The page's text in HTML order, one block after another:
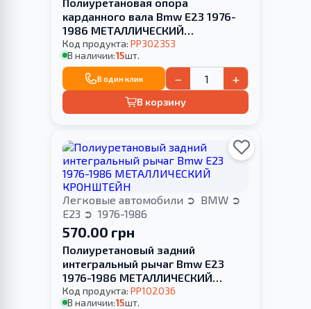
Полиуретановая опора
карданного вала Bmw E23 1976-
1986 МЕТАЛЛИЧЕСКИЙ
КРОНШТЕЙН
Код продукта: PP302353
В наличии:15шт.
В один клик − +
В корзину
Легковые автомобили
BMW
E23
1976-1986
570.00 грн
Полиуретановый задний
интегральный рычаг Bmw E23
1976-1986 МЕТАЛЛИЧЕСКИЙ
КРОНШТЕЙН
Код продукта: PP102036
В наличии:15шт.